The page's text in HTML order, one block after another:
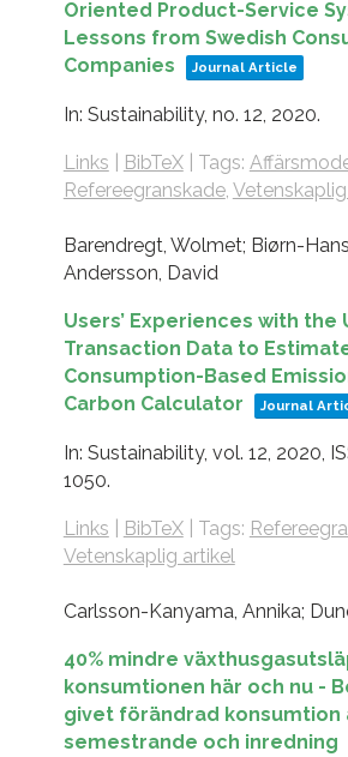
Oriented Product-Service
Lessons from Swedish
Companies
Journal Article
In: Sustainability, no. 12, 2020.
Links BibTeX| Tags:
Refereegranskade,
Barendregt, Wolmet; Biørn-
Andersson, David
Users’ Experiences with the
Transaction Data to
Consumption-Based
Carbon Calculator
Journal
In: Sustainability, vol. 12, 2020,
1050.
Links BibTeX| Tags:
Vetenskaplig artikel
Carlsson-Kanyama, Annika;
40% mindre
konsumtionen här och nu -
givet förändrad konsumtion
semestrande och inredning